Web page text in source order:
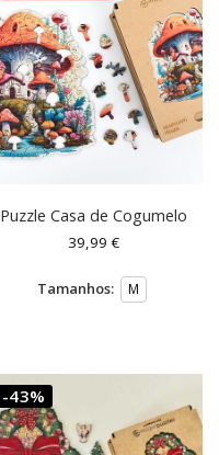
Puzzle Casa de Cogumelo
39,99€
Tamanhos: M
-43%